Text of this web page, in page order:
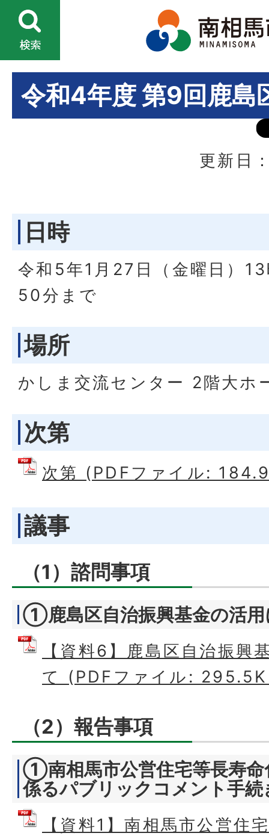
令和4年度 第9回鹿島
更新日
日時
令和5年1月27日（金曜日）
50分まで
場所
かしま交流センター 2階大ホ
次第
次第 (PDFファイル:
議事
（1）諮問事項
①鹿島区自治振興基金の活用
【資料6】鹿島区自治振興
て (PDFファイル:
（2）報告事項
①南相馬市公営住宅等長寿命
係るパブリックコメント手
【資料1】南相馬市公営住